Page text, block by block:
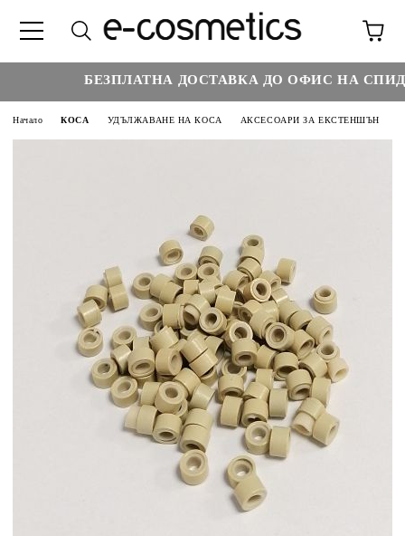
БЕЗПЛАТНА ДОСТАВКА ДО ОФИС НА
Начало КОСА УДЪЛЖАВАНЕ НА КОСА АКСЕСОАРИ ЗА ЕКСТЕНШЪН